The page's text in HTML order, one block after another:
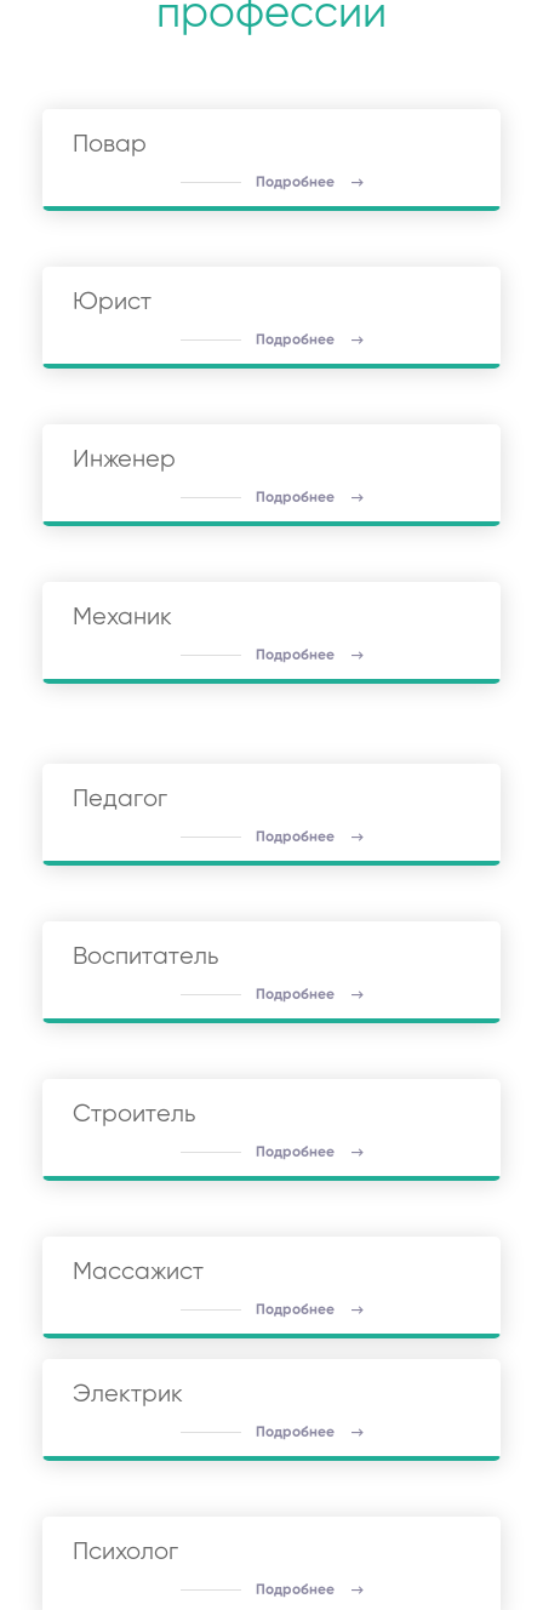
профессии
Повар
Подробнее
Юрист
Подробнее
Инженер
Подробнее
Механик
Подробнее
Педагог
Подробнее
Воспитатель
Подробнее
Строитель
Подробнее
Массажист
Подробнее
Электрик
Подробнее
Психолог
Подробнее